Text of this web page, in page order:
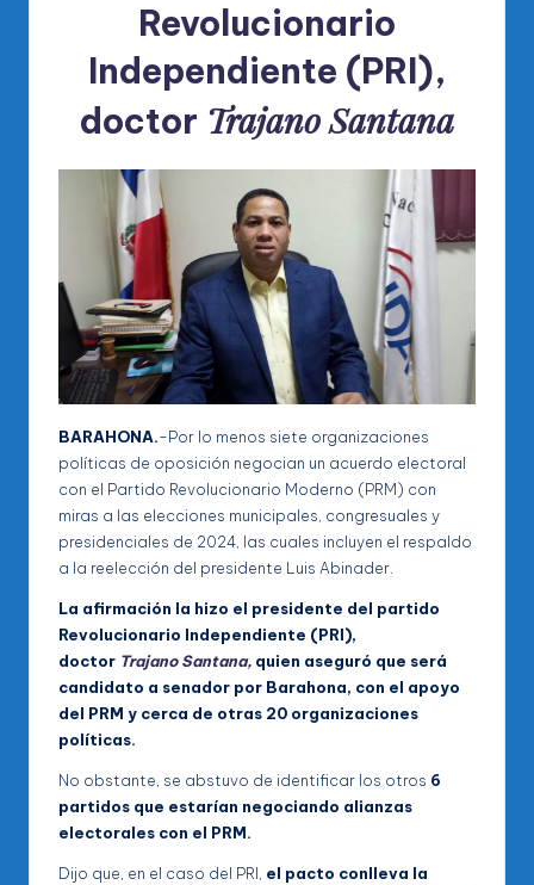
Revolucionario
Independiente (PRI),
doctor Trajano Santana
BARAHONA.-Por lo menos siete organizaciones
políticas de oposición negocian un acuerdo electoral
con el Partido Revolucionario Moderno (PRM) con
miras a las elecciones municipales, congresuales y
presidenciales de 2024, las cuales incluyen el respaldo
a la reelección del presidente Luis Abinader.
La afirmación la hizo el presidente del partido
Revolucionario Independiente (PRI),
doctor Trajano Santana, quien aseguró que será
candidato a senador por Barahona, con el apoyo
del PRM y cerca de otras 20 organizaciones
políticas.
No obstante, se abstuvo de identificar los otros 6
partidos que estarían negociando alianzas
electorales con el PRM.
Dijo que, en el caso del PRI, el pacto conlleva la